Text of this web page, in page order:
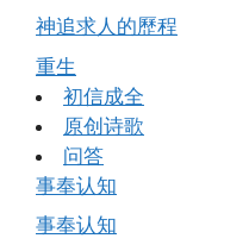
神追求人的歷程
重生
初信成全
原创诗歌
问答
事奉认知
事奉认知